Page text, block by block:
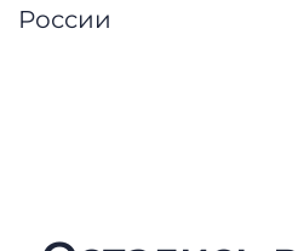
России